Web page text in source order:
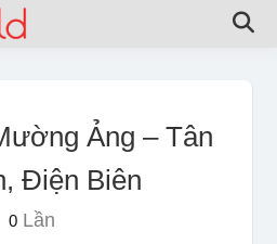
Ảng – Tân
Điện Biên
0Lần